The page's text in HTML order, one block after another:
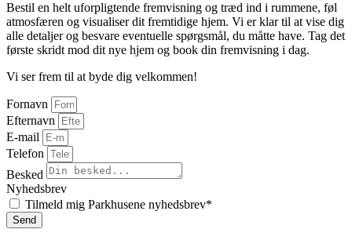
Bestil en helt uforpligtende fremvisning og træd ind i rummene, føl
atmosfæren og visualiser dit fremtidige hjem. Vi er klar til at vise dig
alle detaljer og besvare eventuelle spørgsmål, du måtte have. Tag det
første skridt mod dit nye hjem og book din fremvisning i dag.
Vi ser frem til at byde dig velkommen!
Fornavn
Efternavn
E-mail
Telefon
Besked
Nyhedsbrev
Tilmeld mig Parkhusene nyhedsbrev*
Send